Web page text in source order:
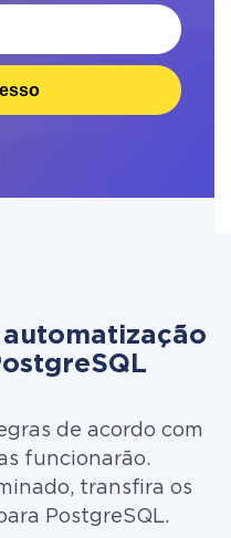
automatização
de acordo com
funcionarão.
transfira os
PostgreSQL.